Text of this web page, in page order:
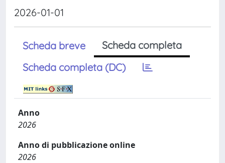
2026-01-01
Scheda breve
Scheda completa
Scheda completa (DC)
Anno
2026
Anno di pubblicazione online
2026